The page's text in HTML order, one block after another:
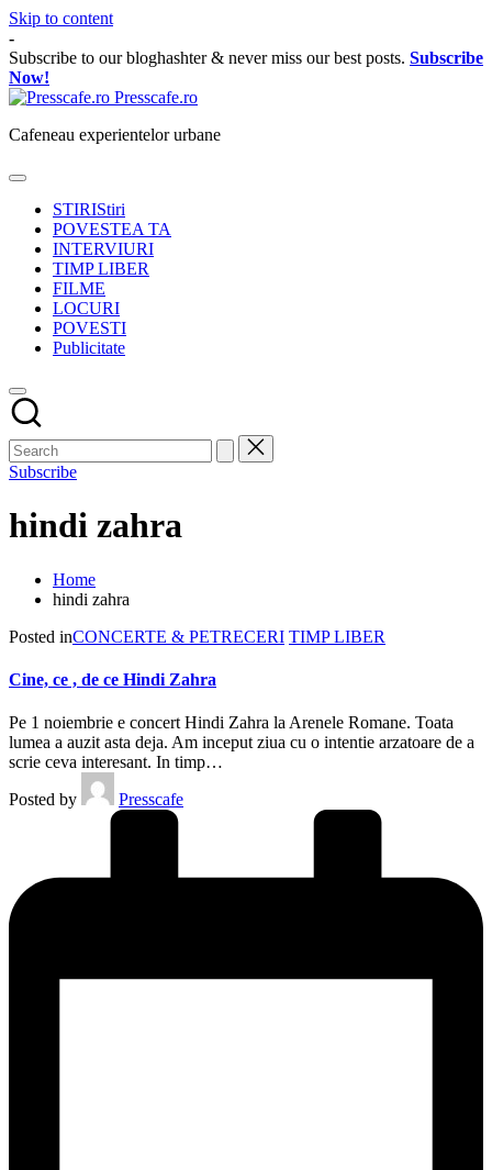
Skip to content
-
Subscribe to our bloghashter & never miss our best posts. Subscribe
Now!
Presscafe.ro
Cafeneau experientelor urbane
STIRIStiri
POVESTEA TA
INTERVIURI
TIMP LIBER
FILME
LOCURI
POVESTI
Publicitate
Subscribe
hindi zahra
Home
hindi zahra
Posted inCONCERTE & PETRECERI TIMP LIBER
Cine, ce , de ce Hindi Zahra
Pe 1 noiembrie e concert Hindi Zahra la Arenele Romane. Toata
lumea a auzit asta deja. Am inceput ziua cu o intentie arzatoare de a
scrie ceva interesant. In timp…
Posted by
Presscafe